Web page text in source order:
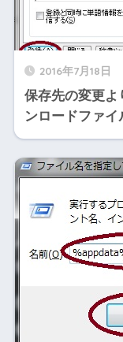
2016年7月18日
保存先の変更よ
ンロードファ